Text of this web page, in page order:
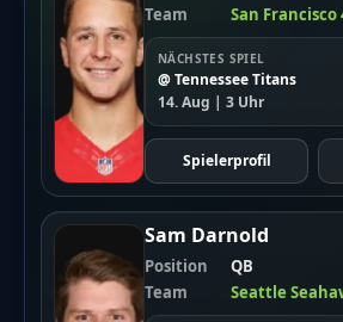
["percentages","votes-
zur
{"votePermissions":
bewertest du den Trade von
Team
San Francisco
NÄCHSTES SPIEL
@ Tennessee Titans
14. Aug | 3 Uhr
Spielerprofil
Sam Darnold
Position
QB
Team
Seattle